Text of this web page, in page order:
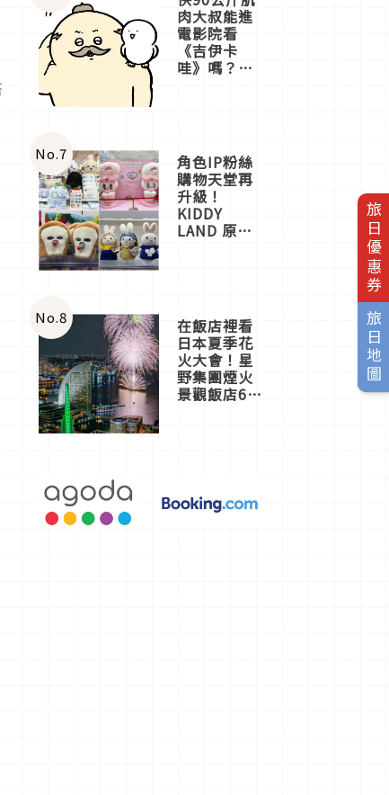
旅日優惠券
旅日地圖
肉大叔能進
電影院看
《吉伊卡
哇》嗎？日
一同給出了
答案
No.7 角色IP粉絲
購物天堂再
升級！
KIDDY
LAND 原宿
店3分即達
No.8 在飯店裡看
日本夏季花
火大會！星
野集團煙火
景觀飯店6